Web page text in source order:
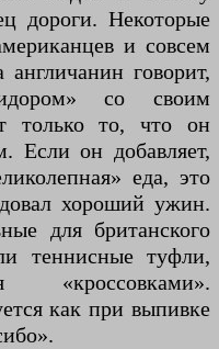
дороги. Некоторые
и совсем
англичанин говорит,
со своим
только то, что он
Если он добавляет,
еда, это
хороший ужин.
для британского
теннисные туфли,
«кроссовками».
как при выпивке